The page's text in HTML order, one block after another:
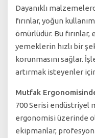
Dayanıklı
fırınlar, yoğun
ömürlüdür. Bu
yemeklerin hızlı bir
korunmasını sağlar.
artırmak isteyenler
Mutfak
700 Serisi endüstriyel
ergonomisi üzerinde
ekipmanlar,